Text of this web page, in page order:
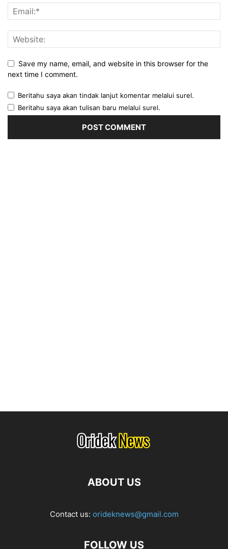
Save my name, email, and website in this browser for the
next time I comment.
Beritahu saya akan tindak lanjut komentar melalui surel.
Beritahu saya akan tulisan baru melalui surel.
ABOUT US
Contact us: orideknews@gmail.com
FOLLOW US